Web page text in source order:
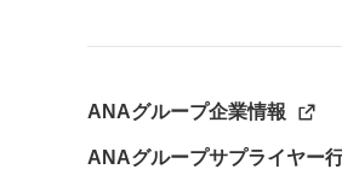
ANAグループ企業情報
ANAグループサプライヤー